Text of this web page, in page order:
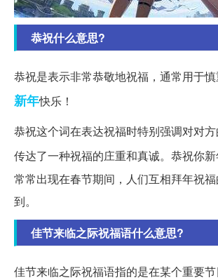
恭祝什么意思?
恭祝是表示非常恭敬地祝福，通常用于
新年快乐！
恭祝这个词在表达祝福时特别强调对对方
传达了一种祝福的庄重和真诚。恭祝你
常常出现在春节期间，人们互相拜年祝
到。
佳节来临之际祝福语什么意思?
佳节来临之际祝福语指的是在某个重要